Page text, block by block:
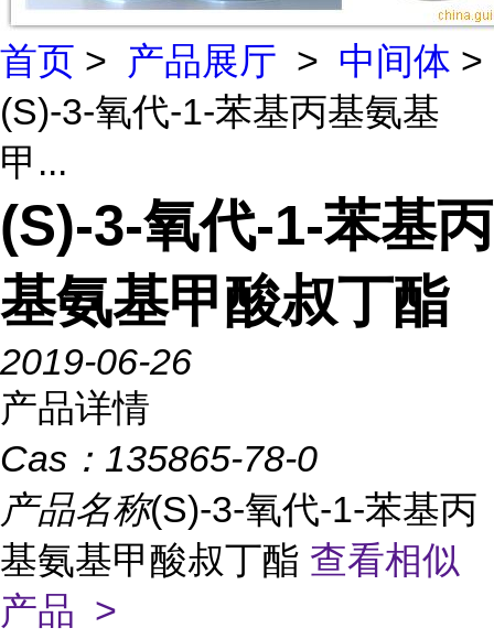
首页 > 产品展厅 > 中间体 >
(S)-3-氧代-1-苯基丙基氨基
甲...
(S)-3-氧代-1-苯基丙
基氨基甲酸叔丁酯
2019-06-26
产品详情
Cas： 135865-78-0
产品名称(S)-3-氧代-1-苯基丙
基氨基甲酸叔丁酯 查看相似
产品 >